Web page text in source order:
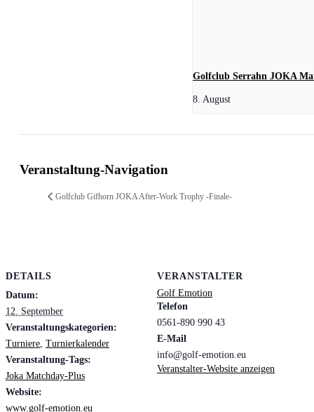
Golfclub Serrahn JOKA
8. August
Veranstaltung-Navigation
Golfclub Gifhorn JOKA After-Work Trophy -Finale-
DETAILS
Datum:
12. September
Veranstaltungskategorien:
Turniere Turnierkalender
Veranstaltung-Tags:
Joka Matchday-Plus
Website:
www.golf-emotion.eu
VERANSTALTER
Golf Emotion
Telefon
0561-890 990 43
E-Mail
info@golf-emotion.eu
Veranstalter-Website anzeigen